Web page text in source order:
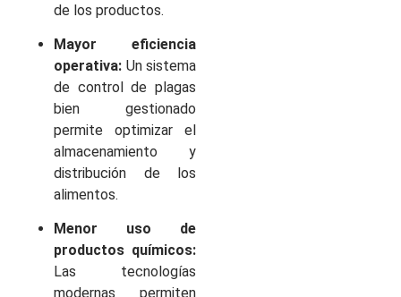
de los productos.
Mayor eficiencia
operativa: Un sistema
de control de plagas
bien gestionado
permite optimizar el
almacenamiento y
distribución de los
alimentos.
Menor uso de
productos químicos:
Las tecnologías
modernas permiten